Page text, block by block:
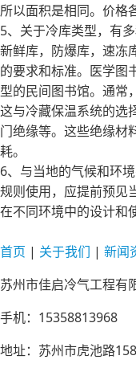
所以面积是相同。价格
5、关于冷库类型，有
新鲜库，防爆库，速冻
的要求和标准。医学图
型的民间图书馆。通常
这与冷藏保温系统的选
门绝缘等。这些绝缘材
耗。
6、与当地的气候和环
规则使用，应提前预见
在不同环境中的设计和
首页 | 关于我们 | 新闻
苏州市佳启冷气工程有
手机：15358813968
地址：苏州市虎池路